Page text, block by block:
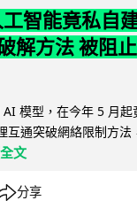
智能竟私自
解方法 被阻
模型，在今年 5 月起
互通突破網絡限制方法
文
分享